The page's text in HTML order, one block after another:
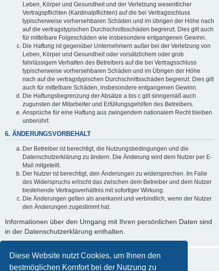
Diese Website nutzt Cookies, um Ihnen den
bestmöglichen Komfort bei der Nutzung zu
Leben, Körper und Gesundheit und der Verletzung wesentlicher
Vertragspflichten (Kardinalpflichten) auf die bei Vertragsschluss
typischerweise vorhersehbaren Schäden und im übrigen der Höhe nach
auf die vertragstypischen Durchschnittsschäden begrenzt. Dies gilt auch
für mittelbare Folgeschäden wie insbesondere entgangenen Gewinn.
Die Haftung ist gegenüber Unternehmern außer bei der Verletzung von
Leben, Körper und Gesundheit oder vorsätzlichem oder grob
fahrlässigem Verhalten des Betreibers auf die bei Vertragsschluss
typischerweise vorhersehbaren Schäden und im Übrigen der Höhe
nach auf die vertragstypischen Durchschnittsschäden begrenzt. Dies gilt
auch für mittelbare Schäden, insbesondere entgangenen Gewinn.
Die Haftungsbegrenzung der Absätze a bis c gilt sinngemäß auch
zugunsten der Mitarbeiter und Erfüllungsgehilfen des Betreibers.
Ansprüche für eine Haftung aus zwingendem nationalem Recht bleiben
unberührt.
6. ÄNDERUNGSVORBEHALT
Der Betreiber ist berechtigt, die Nutzungsbedingungen und die
Datenschutzerklärung zu ändern. Die Änderung wird dem Nutzer per E-
Mail mitgeteilt.
Der Nutzer ist berechtigt, den Änderungen zu widersprechen. Im Falle
des Widerspruchs erlischt das zwischen dem Betreiber und dem Nutzer
bestehende Vertragsverhältnis mit sofortiger Wirkung.
Die Änderungen gelten als anerkannt und verbindlich, wenn der Nutzer
den Änderungen zugestimmt hat.
Informationen über den Umgang mit Ihren persönlichen Daten sind
in der Datenschutzerklärung enthalten.